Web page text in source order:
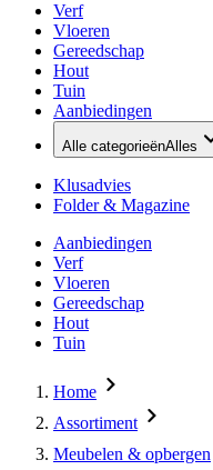
Verf
Vloeren
Gereedschap
Hout
Tuin
Aanbiedingen
Alle categorieënAlles
Klusadvies
Folder & Magazine
Aanbiedingen
Verf
Vloeren
Gereedschap
Hout
Tuin
Home
Assortiment
Meubelen & opbergen